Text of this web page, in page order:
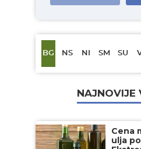
BG NS NI SM SU
NAJNOVIJE
Cena
ulja